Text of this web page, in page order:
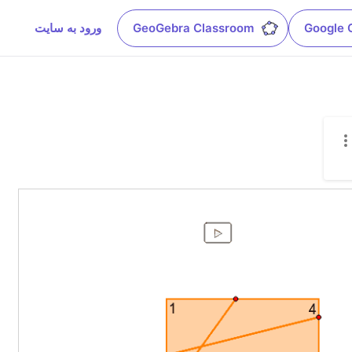
Google
GeoGebra Classroom ورود به سایت